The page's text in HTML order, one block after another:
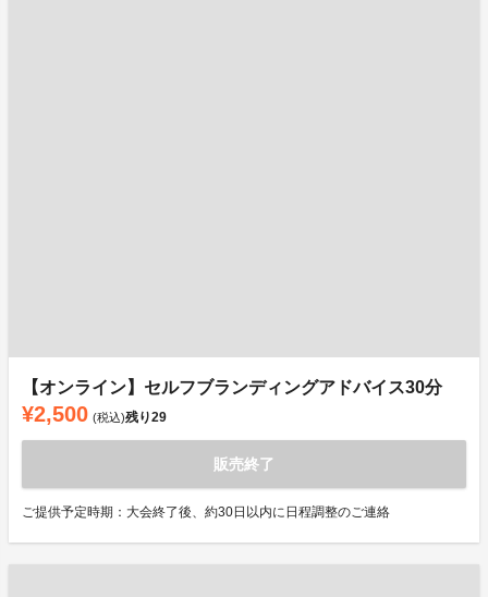
【オンライン】セルフブランディングアドバイス30分
¥2,500 (税込)残り29
販売終了
ご提供予定時期：大会終了後、約30日以内に日程調整のご連絡